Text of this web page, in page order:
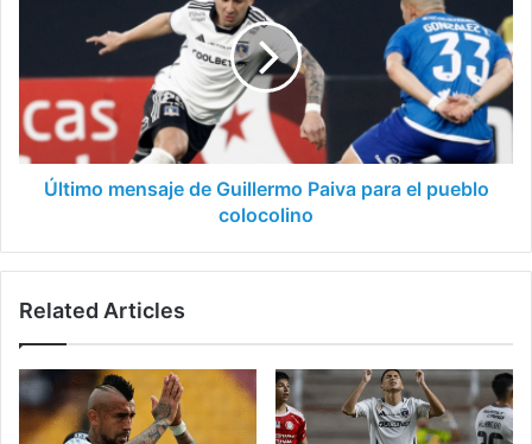
Guillermo
para
el
pueblo
colocolino
Último mensaje de Guillermo Paiva para el pueblo
colocolino
Related Articles